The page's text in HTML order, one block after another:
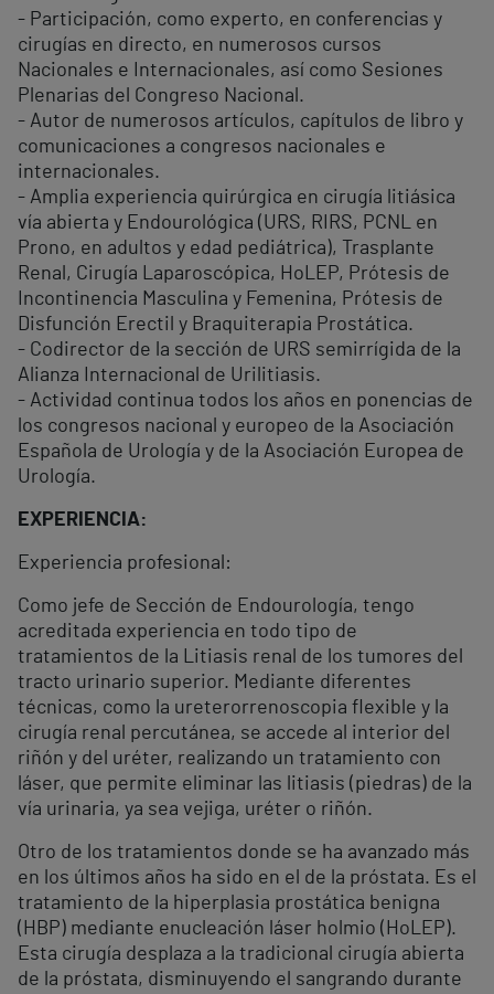
- Participación, como experto, en conferencias y
cirugías en directo, en numerosos cursos
Nacionales e Internacionales, así como Sesiones
Plenarias del Congreso Nacional.
- Autor de numerosos artículos, capítulos de libro y
comunicaciones a congresos nacionales e
internacionales.
- Amplia experiencia quirúrgica en cirugía litiásica
vía abierta y Endourológica (URS, RIRS, PCNL en
Prono, en adultos y edad pediátrica), Trasplante
Renal, Cirugía Laparoscópica, HoLEP, Prótesis de
Incontinencia Masculina y Femenina, Prótesis de
Disfunción Erectil y Braquiterapia Prostática.
- Codirector de la sección de URS semirrígida de la
Alianza Internacional de Urilitiasis.
- Actividad continua todos los años en ponencias de
los congresos nacional y europeo de la Asociación
Española de Urología y de la Asociación Europea de
Urología.
EXPERIENCIA:
Experiencia profesional:
Como jefe de Sección de Endourología, tengo
acreditada experiencia en todo tipo de
tratamientos de la Litiasis renal de los tumores del
tracto urinario superior. Mediante diferentes
técnicas, como la ureterorrenoscopia flexible y la
cirugía renal percutánea, se accede al interior del
riñón y del uréter, realizando un tratamiento con
láser, que permite eliminar las litiasis (piedras) de la
vía urinaria, ya sea vejiga, uréter o riñón.
Otro de los tratamientos donde se ha avanzado más
en los últimos años ha sido en el de la próstata. Es el
tratamiento de la hiperplasia prostática benigna
(HBP) mediante enucleación láser holmio (HoLEP).
Esta cirugía desplaza a la tradicional cirugía abierta
de la próstata, disminuyendo el sangrando durante